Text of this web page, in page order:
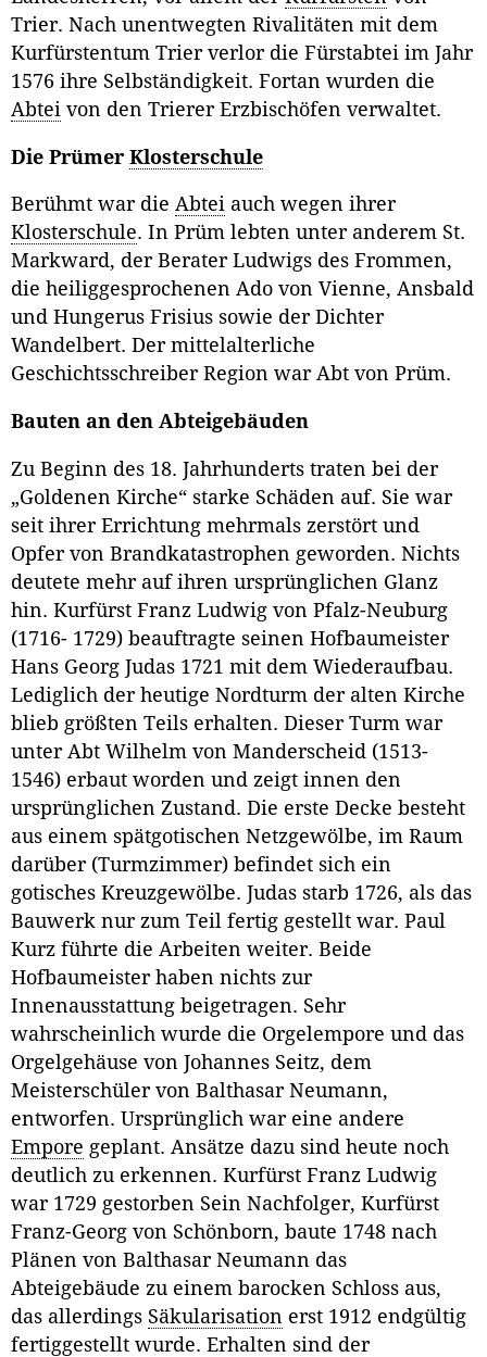
Trier. Nach unentwegten Rivalitäten mit dem
Kurfürstentum Trier verlor die Fürstabtei im Jahr
1576 ihre Selbständigkeit. Fortan wurden die
Abtei von den Trierer Erzbischöfen verwaltet.
Die Prümer Klosterschule
Berühmt war die Abtei auch wegen ihrer
Klosterschule. In Prüm lebten unter anderem St.
Markward, der Berater Ludwigs des Frommen,
die heiliggesprochenen Ado von Vienne, Ansbald
und Hungerus Frisius sowie der Dichter
Wandelbert. Der mittelalterliche
Geschichtsschreiber Region war Abt von Prüm.
Bauten an den Abteigebäuden
Zu Beginn des 18. Jahrhunderts traten bei der
„Goldenen Kirche“ starke Schäden auf. Sie war
seit ihrer Errichtung mehrmals zerstört und
Opfer von Brandkatastrophen geworden. Nichts
deutete mehr auf ihren ursprünglichen Glanz
hin. Kurfürst Franz Ludwig von Pfalz-Neuburg
(1716- 1729) beauftragte seinen Hofbaumeister
Hans Georg Judas 1721 mit dem Wiederaufbau.
Lediglich der heutige Nordturm der alten Kirche
blieb größten Teils erhalten. Dieser Turm war
unter Abt Wilhelm von Manderscheid (1513-
1546) erbaut worden und zeigt innen den
ursprünglichen Zustand. Die erste Decke besteht
aus einem spätgotischen Netzgewölbe, im Raum
darüber (Turmzimmer) befindet sich ein
gotisches Kreuzgewölbe. Judas starb 1726, als das
Bauwerk nur zum Teil fertig gestellt war. Paul
Kurz führte die Arbeiten weiter. Beide
Hofbaumeister haben nichts zur
Innenausstattung beigetragen. Sehr
wahrscheinlich wurde die Orgelempore und das
Orgelgehäuse von Johannes Seitz, dem
Meisterschüler von Balthasar Neumann,
entworfen. Ursprünglich war eine andere
Empore geplant. Ansätze dazu sind heute noch
deutlich zu erkennen. Kurfürst Franz Ludwig
war 1729 gestorben Sein Nachfolger, Kurfürst
Franz-Georg von Schönborn, baute 1748 nach
Plänen von Balthasar Neumann das
Abteigebäude zu einem barocken Schloss aus,
das allerdings Säkularisation erst 1912 endgültig
fertiggestellt wurde. Erhalten sind der